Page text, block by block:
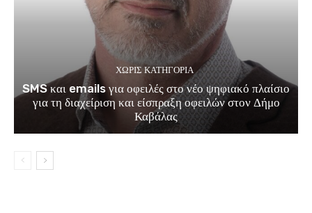
ΧΩΡΊΣ ΚΑΤΗΓΟΡΊΑ
SMS και emails για οφειλές στο νέο ψηφιακό πλαίσιο
για τη διαχείριση και είσπραξη οφειλών στον Δήμο
Καβάλας